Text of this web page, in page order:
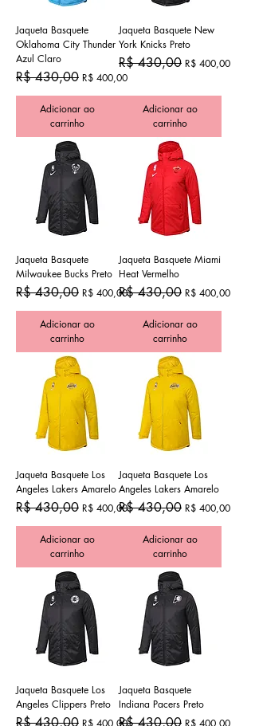
Jaqueta Basquete
Oklahoma City Thunder
Azul Claro
Preço normal
R$ 430,00 Preço promocional
R$ 400,00
Adicionar ao
carrinho
Jaqueta Basquete New
York Knicks Preto
Preço normal
R$ 430,00 Preço
R$ 400,00
Adicionar ao
carrinho
Jaqueta Basquete
Milwaukee Bucks Preto
Preço normal
R$ 430,00 Preço promocional
R$ 400,00
Adicionar ao
carrinho
Jaqueta Basquete Miami
Heat Vermelho
Preço normal
R$ 430,00 Preço
R$ 400,00
Adicionar ao
carrinho
Jaqueta Basquete Los
Angeles Lakers Amarelo
Preço normal
R$ 430,00 Preço promocional
R$ 400,00
Adicionar ao
carrinho
Jaqueta Basquete Los
Angeles Lakers Amarelo
Preço normal
R$ 430,00 Preço
R$ 400,00
Adicionar ao
carrinho
Jaqueta Basquete Los
Angeles Clippers Preto
Preço normal
R$ 430,00 Preço promocional
Jaqueta Basquete
Indiana Pacers Preto
Preço normal
R$ 430,00 Preço